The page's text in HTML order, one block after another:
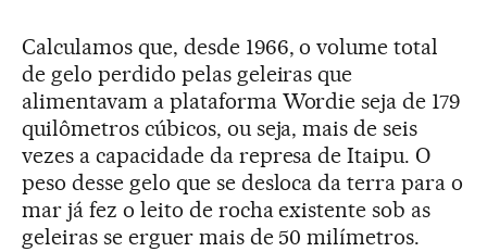
Calculamos que, desde 1966, o volume total
de gelo perdido pelas geleiras que
alimentavam a plataforma Wordie seja de 179
quilômetros cúbicos, ou seja, mais de seis
vezes a capacidade da represa de Itaipu. O
peso desse gelo que se desloca da terra para o
mar já fez o leito de rocha existente sob as
geleiras se erguer mais de 50 milímetros.